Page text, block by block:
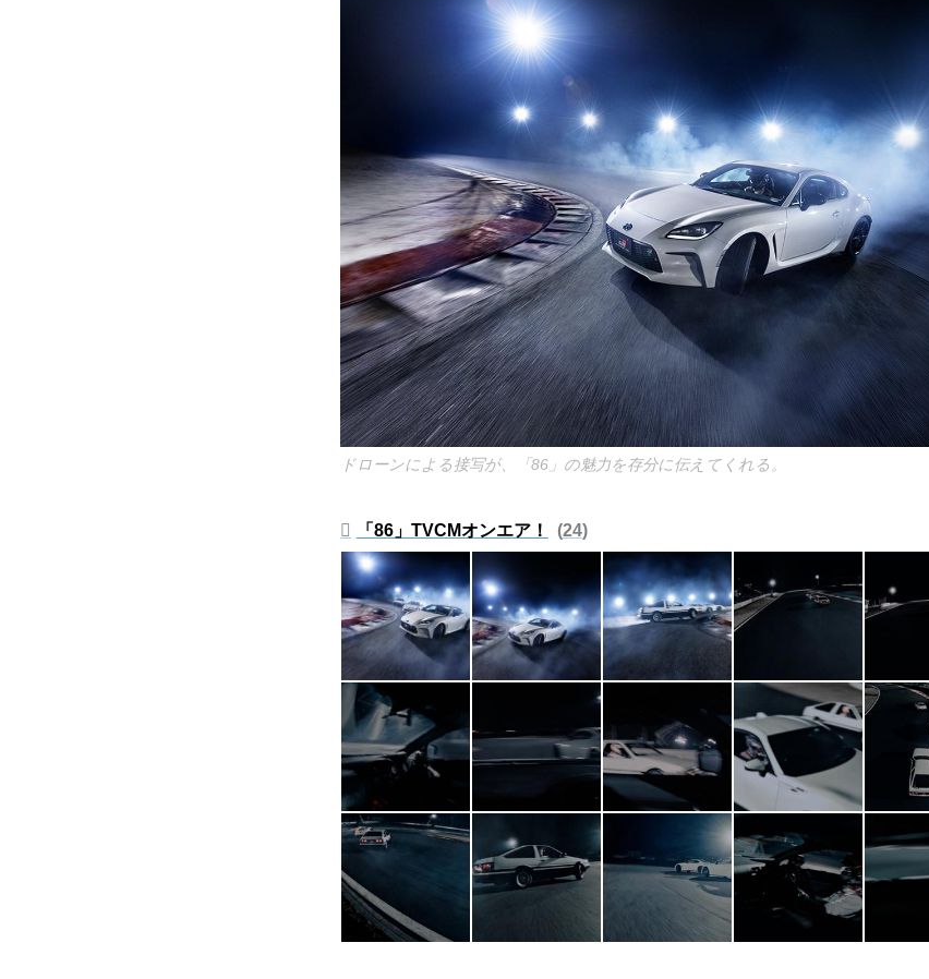
ドローンによる接写が、「86」の魅力を存分に伝えてくれる。
「86」TVCMオンエア！ 24